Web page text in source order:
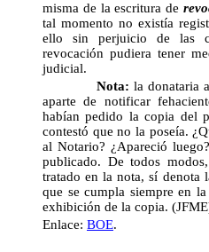
misma de la escritura de
tal momento no existía
ello sin perjuicio de las
revocación pudiera tener
judicial.
Nota: la donataria
aparte de notificar
habían pedido la copia del
contestó que no la poseía.
al Notario? ¿Apareció
publicado. De todos
tratado en la nota, sí denota
que se cumpla siempre en
exhibición de la copia.
Enlace: BOE.